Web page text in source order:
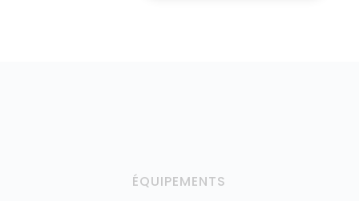
ÉQUIPEMENTS